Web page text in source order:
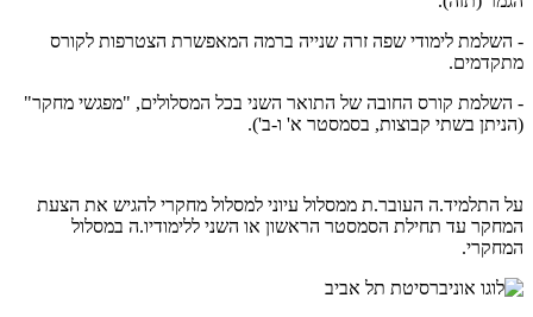
- השלמת לימודי שפה זרה שנייה ברמה המאפשרת הצטרפות לקורס
מתקדמים.
- השלמת קורס החובה של התואר השני בכל המסלולים, "מפגשי מחקר"
(הניתן בשתי קבוצות, בסמסטר א' ו-ב').
על התלמיד.ה העובר.ת ממסלול עיוני למסלול מחקרי להגיש את הצעת
המחקר עד תחילת הסמסטר הראשון או השני ללימודיו.ה במסלול
המחקרי.